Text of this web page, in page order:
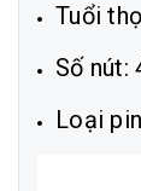
Tuổi
Số nút:
Loại